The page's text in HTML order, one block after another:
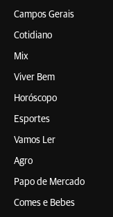
Campos Gerais
Cotidiano
Mix
Viver Bem
Horóscopo
Esportes
Vamos Ler
Agro
Papo de Mercado
Comes e Bebes